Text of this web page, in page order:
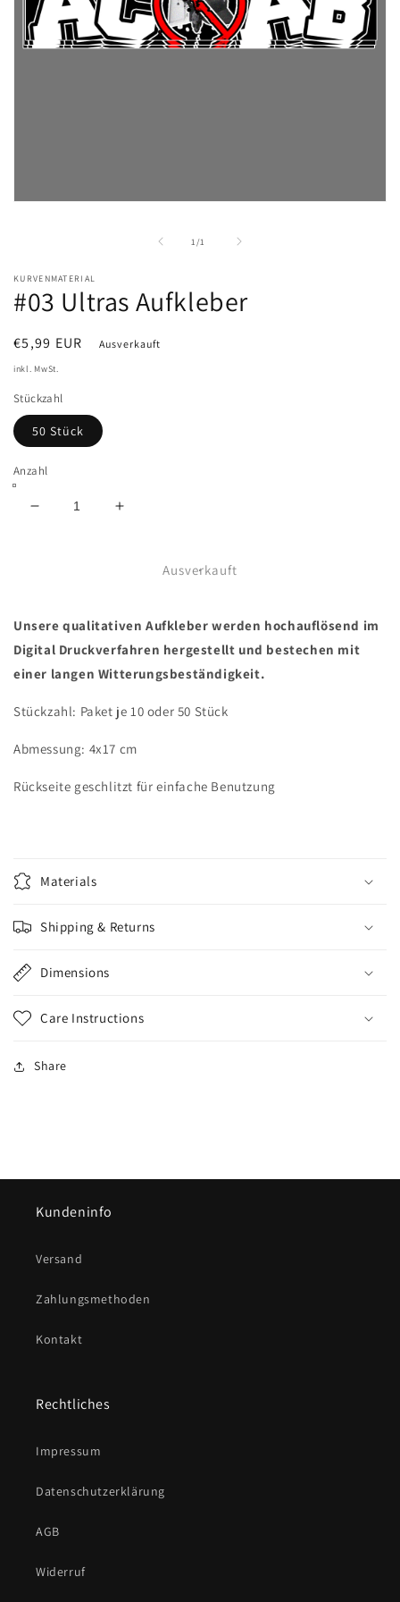
1 /
von1
KURVENMATERIAL
#03 Ultras Aufkleber
Normaler
Preis
€5,99 EUR Ausverkauft
inkl. MwSt.
Stückzahl
50 Stück
Anzahl
Verringere
Aufkleber
Erhöhe
Aufkleber
Ausverkauft
Unsere qualitativen Aufkleber werden hochauflösend im
Digital Druckverfahren hergestellt und bestechen mit
einer langen Witterungsbeständigkeit.
Stückzahl: Paket je 10 oder 50 Stück
Abmessung: 4x17 cm
Rückseite geschlitzt für einfache Benutzung
Materials
Shipping & Returns
Dimensions
Care Instructions
Share
Kundeninfo
Versand
Zahlungsmethoden
Kontakt
Rechtliches
Impressum
Datenschutzerklärung
AGB
Widerruf